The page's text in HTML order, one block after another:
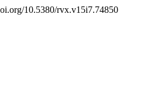
10.5380/rvx.v15i7.74850